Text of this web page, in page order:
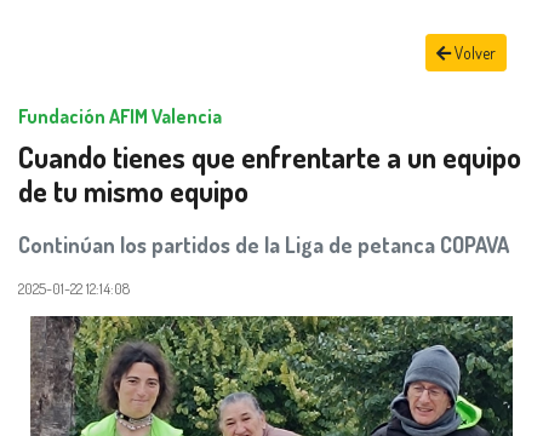
Volver
Fundación AFIM Valencia
Cuando tienes que enfrentarte a un equipo
de tu mismo equipo
Continúan los partidos de la Liga de petanca COPAVA
2025-01-22 12:14:08